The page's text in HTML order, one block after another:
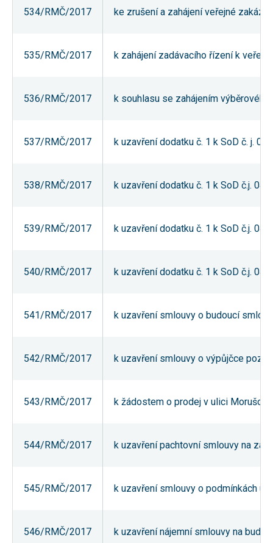
534/RMČ/2017 ke zrušení a zahájení veřejné
535/RMČ/2017 k zahájení zadávacího řízení k
536/RMČ/2017 k souhlasu se zahájením
537/RMČ/2017 k uzavření dodatku č. 1 k SoD č. j.
538/RMČ/2017 k uzavření dodatku č. 1 k SoD č.j.
539/RMČ/2017 k uzavření dodatku č. 1 k SoD č.j.
540/RMČ/2017 k uzavření dodatku č. 1 k SoD č.j.
541/RMČ/2017 k uzavření smlouvy o budoucí
542/RMČ/2017 k uzavření smlouvy o výpůjčce
543/RMČ/2017 k žádostem o prodej v ulici
544/RMČ/2017 k uzavření pachtovní smlouvy na
545/RMČ/2017 k uzavření smlouvy o podmínkách
546/RMČ/2017 k uzavření nájemní smlouvy na